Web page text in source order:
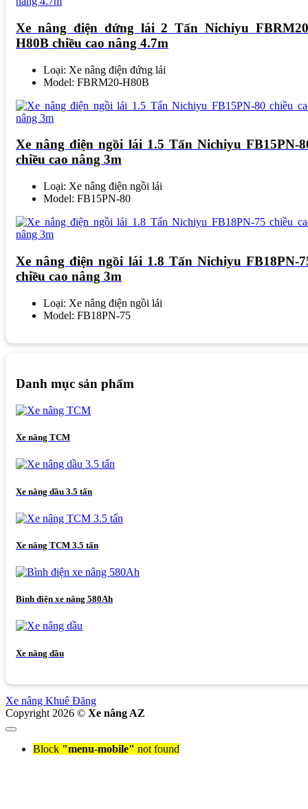
Xe nâng điện đứng lái 2 Tấn Nichiyu
H80B chiều cao nâng 4.7m
Loại: Xe nâng điện đứng lái
Model: FBRM20-H80B
Xe nâng điện ngồi lái 1.5 Tấn Nichiyu FB15PN-
chiều cao nâng 3m
Loại: Xe nâng điện ngồi lái
Model: FB15PN-80
Xe nâng điện ngồi lái 1.8 Tấn Nichiyu FB18PN-
chiều cao nâng 3m
Loại: Xe nâng điện ngồi lái
Model: FB18PN-75
Danh mục sản phẩm
Xe nâng TCM
Xe nâng dầu 3.5 tấn
Xe nâng TCM 3.5 tấn
Bình điện xe nâng 580Ah
Xe nâng dầu
Xe nâng Khuê Đăng
Copyright 2026 © Xe nâng AZ
Block "menu-mobile" not found